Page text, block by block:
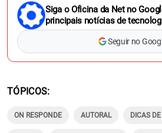
Siga o Oficina da Net no
principais notícias de
Seguir no
TÓPICOS
ON RESPONDE AUTORAL DICAS